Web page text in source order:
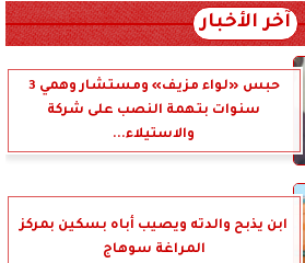
آخر الأخبار
حبس «لواء مزيف» ومستشار وهمي 3
سنوات بتهمة النصب على شركة
والاستيلاء...
ابن يذبح والدته ويصيب أباه بسكين بمركز
المراغة سوهاج